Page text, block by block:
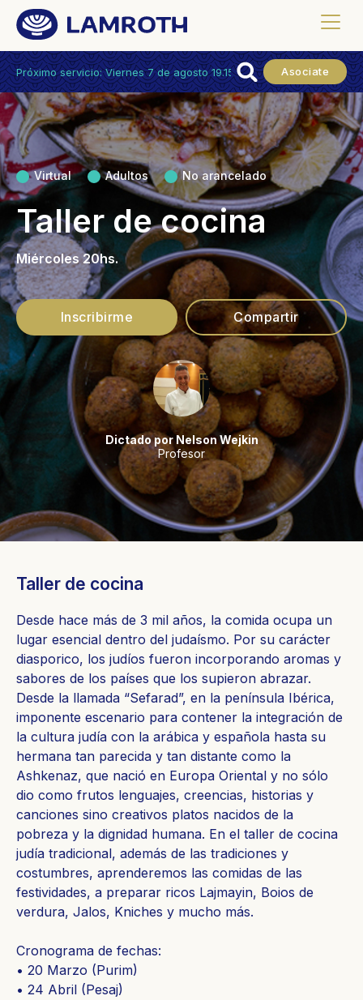
Próximo servicio: Viernes 7 de agosto 19.15hs. Asociate
Virtual Adultos No arancelado
Taller de cocina
Miércoles 20hs.
Inscribirme Compartir
Dictado por Nelson Wejkin
Profesor
Taller de cocina
Desde hace más de 3 mil años, la comida ocupa un
lugar esencial dentro del judaísmo. Por su carácter
diasporico, los judíos fueron incorporando aromas y
sabores de los países que los supieron abrazar.
Desde la llamada “Sefarad”, en la península Ibérica,
imponente escenario para contener la integración de
la cultura judía con la arábica y española hasta su
hermana tan parecida y tan distante como la
Ashkenaz, que nació en Europa Oriental y no sólo
dio como frutos lenguajes, creencias, historias y
canciones sino creativos platos nacidos de la
pobreza y la dignidad humana. En el taller de cocina
judía tradicional, además de las tradiciones y
costumbres, aprenderemos las comidas de las
festividades, a preparar ricos Lajmayin, Boios de
verdura, Jalos, Kniches y mucho más.
Cronograma de fechas:
• 20 Marzo (Purim)
• 24 Abril (Pesaj)